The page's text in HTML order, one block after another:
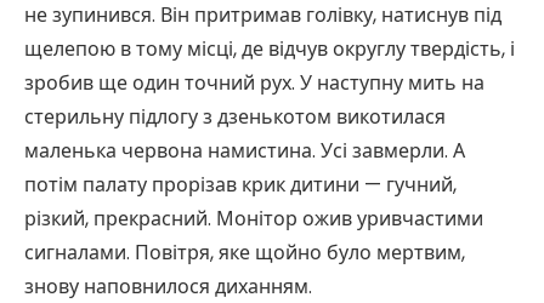
не зупинився. Він притримав голівку, натиснув під
щелепою в тому місці, де відчув округлу твердість, і
зробив ще один точний рух. У наступну мить на
стерильну підлогу з дзенькотом викотилася
маленька червона намистина. Усі завмерли. А
потім палату прорізав крик дитини — гучний,
різкий, прекрасний. Монітор ожив уривчастими
сигналами. Повітря, яке щойно було мертвим,
знову наповнилося диханням.